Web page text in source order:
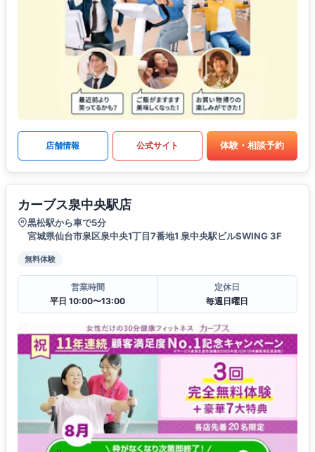
店舗情報 公式サイト 体験・相談予約
カーブス泉中央駅店
黒松駅から車で5分
宮城県仙台市泉区泉中央1丁目7番地1 泉中央駅ビルSWING 3F
無料体験
営業時間
平日 10:00〜13:00
定休日
毎週日曜日